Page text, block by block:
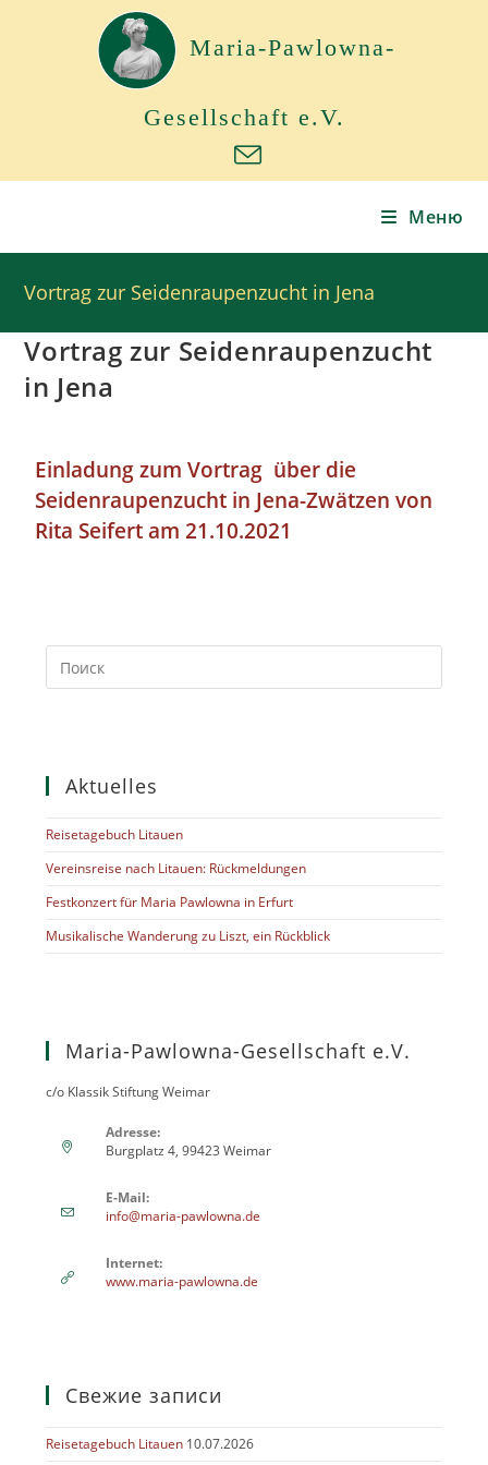
Maria-Pawlowna-
Gesellschaft e.V.
Меню
Vortrag zur Seidenraupenzucht in Jena
Vortrag zur Seidenraupenzucht
in Jena
Einladung zum Vortrag über die
Seidenraupenzucht in Jena-Zwätzen von
Rita Seifert am 21.10.2021
Aktuelles
Reisetagebuch Litauen
Vereinsreise nach Litauen: Rückmeldungen
Festkonzert für Maria Pawlowna in Erfurt
Musikalische Wanderung zu Liszt, ein Rückblick
Maria-Pawlowna-Gesellschaft e.V.
c/o Klassik Stiftung Weimar
Adresse:
Burgplatz 4, 99423 Weimar
E-Mail:
info@maria-pawlowna.de
Internet:
www.maria-pawlowna.de
Свежие записи
Reisetagebuch Litauen 10.07.2026